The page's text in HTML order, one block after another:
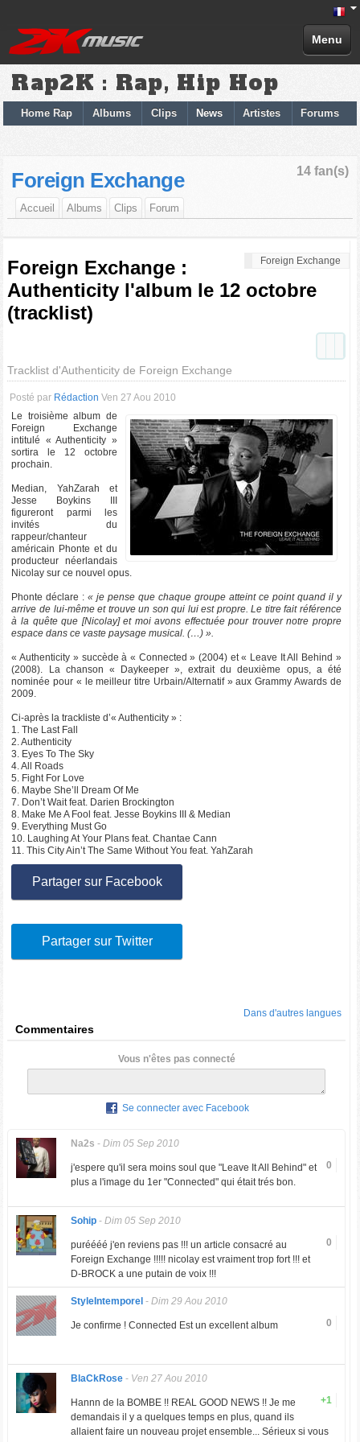
Menu
Rap2K : Rap, Hip Hop
Home Rap Albums Clips News Artistes Forums
14 fan(s)
Foreign Exchange
Accueil Albums Clips Forum
Foreign Exchange
Foreign Exchange :
Authenticity l'album le 12 octobre
(tracklist)
Tracklist d'Authenticity de Foreign Exchange
Posté par Rédaction Ven 27 Aou 2010
Le troisième album de
Foreign Exchange
intitulé « Authenticity »
sortira le 12 octobre
prochain.
Median, YahZarah et
Jesse Boykins III
figureront parmi les
invités du
rappeur/chanteur
américain Phonte et du
producteur néerlandais
Nicolay sur ce nouvel opus.
Phonte déclare :« je pense que chaque groupe atteint ce point quand il y
arrive de lui-même et trouve un son qui lui est propre. Le titre fait référence
à la quête que [Nicolay] et moi avons effectuée pour trouver notre propre
espace dans ce vaste paysage musical. (…) ».
« Authenticity » succède à « Connected » (2004) et « Leave It All Behind »
(2008). La chanson « Daykeeper », extrait du deuxième opus, a été
nominée pour « le meilleur titre Urbain/Alternatif » aux Grammy Awards de
2009.
Ci-après la trackliste d’« Authenticity » :
1. The Last Fall
2. Authenticity
3. Eyes To The Sky
4. All Roads
5. Fight For Love
6. Maybe She’ll Dream Of Me
7. Don’t Wait feat. Darien Brockington
8. Make Me A Fool feat. Jesse Boykins III & Median
9. Everything Must Go
10. Laughing At Your Plans feat. Chantae Cann
11. This City Ain’t The Same Without You feat. YahZarah
Partager sur Facebook
Partager sur Twitter
Dans d'autres langues
Commentaires
Vous n'êtes pas connecté
Se connecter avec Facebook
Na2s - Dim 05 Sep 2010
0
j'espere qu'il sera moins soul que "Leave It All Behind" et
plus a l'image du 1er "Connected" qui était trés bon.
Sohip- Dim 05 Sep 2010
0
puréééé j'en reviens pas !!! un article consacré au
Foreign Exchange !!!!! nicolay est vraiment trop fort !!! et
D-BROCK a une putain de voix !!!
StyleIntemporel - Dim 29 Aou 2010
0
Je confirme ! Connected Est un excellent album
BlaCkRose- Ven 27 Aou 2010
+1
Hannn de la BOMBE !! REAL GOOD NEWS !! Je me
demandais il y a quelques temps en plus, quand ils
allaient faire un nouveau projet ensemble... Sérieux si vous